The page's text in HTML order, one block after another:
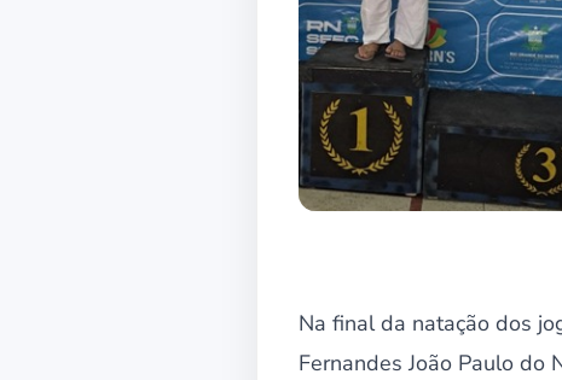
Na final da natação dos
Fernandes João Paulo do